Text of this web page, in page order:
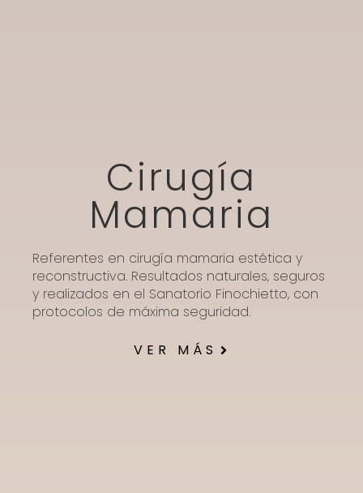
Cirugía
Mamaria
Referentes en cirugía mamaria estética y
reconstructiva. Resultados naturales, seguros
y realizados en el Sanatorio Finochietto, con
protocolos de máxima seguridad.
VER MÁS